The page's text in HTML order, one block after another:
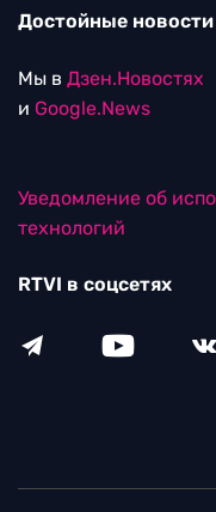
Достойные новости
Мы в Дзен.Новостях
и Google.News
Уведомление об
технологий
RTVI в соцсетях